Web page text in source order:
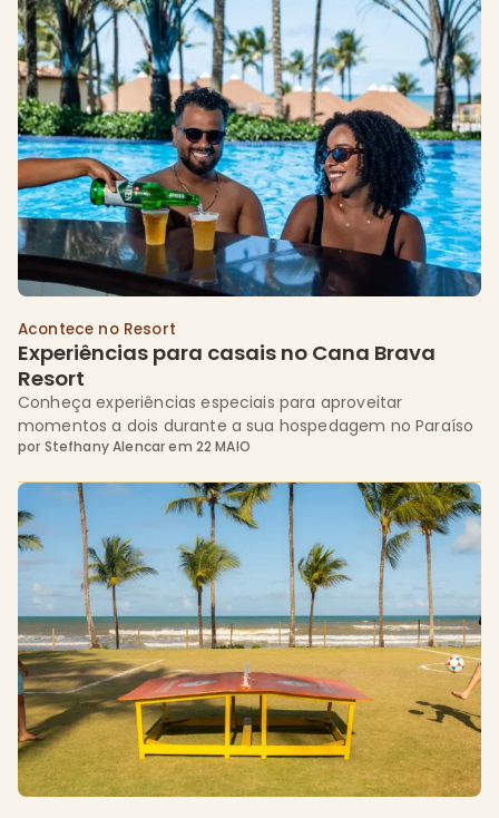
alinhada ao futuro. Há algum tempo, o Cana Brava All
Inclusive Resort deu um passo […]
Acontece no Resort
Experiências para casais no Cana Brava
Resort
Conheça experiências especiais para aproveitar
momentos a dois durante a sua hospedagem no Paraíso
por Stefhany Alencarem 22 MAIO